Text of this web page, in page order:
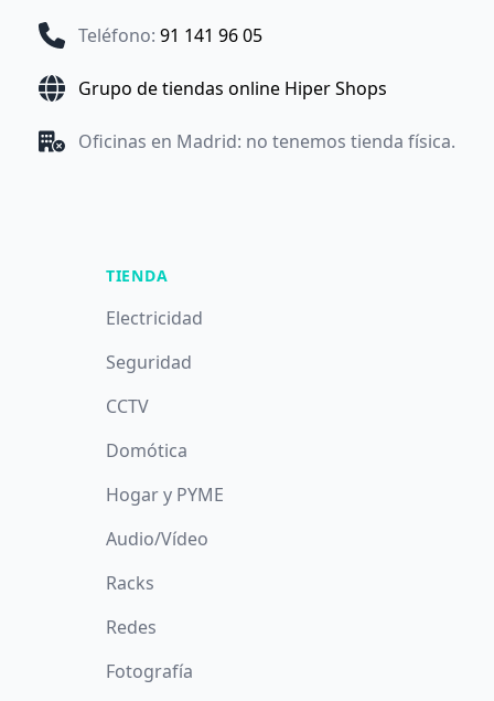
Teléfono: 91 141 96 05
Grupo de tiendas online Hiper Shops
Oficinas en Madrid: no tenemos tienda física.
TIENDA
Electricidad
Seguridad
CCTV
Domótica
Hogar y PYME
Audio/Vídeo
Racks
Redes
Fotografía